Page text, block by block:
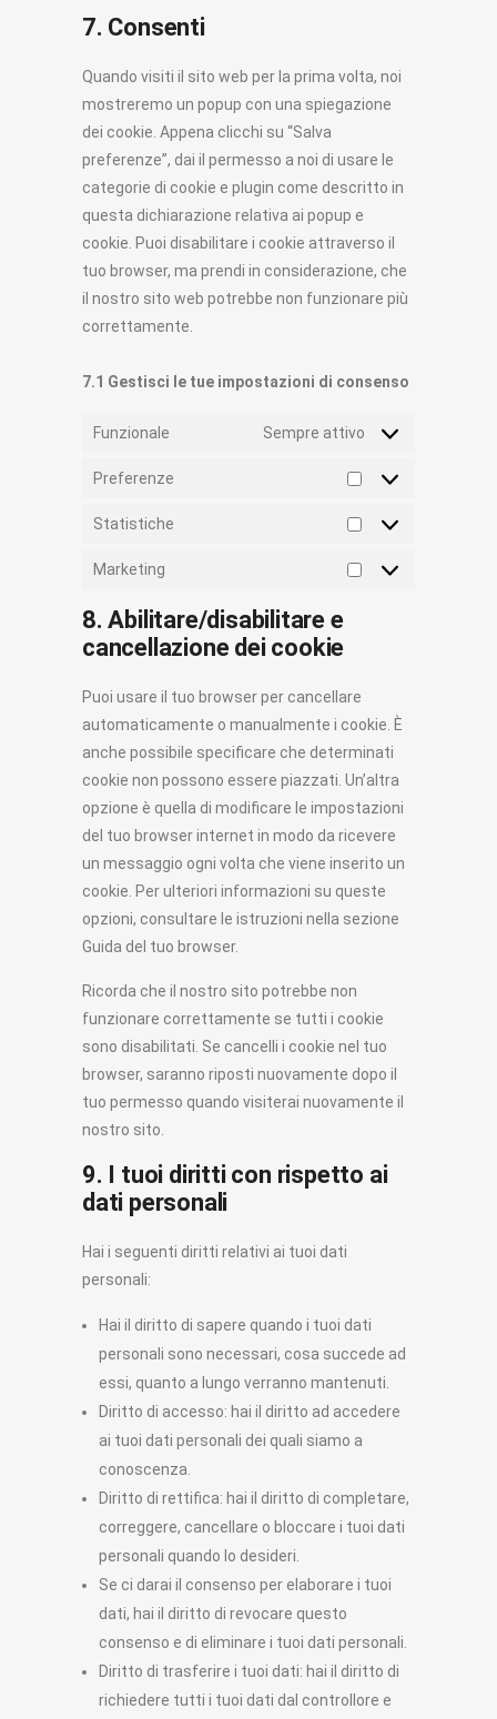
7. Consenti
Quando visiti il sito web per la prima volta, noi
mostreremo un popup con una spiegazione
dei cookie. Appena clicchi su “Salva
preferenze”, dai il permesso a noi di usare le
categorie di cookie e plugin come descritto in
questa dichiarazione relativa ai popup e
cookie. Puoi disabilitare i cookie attraverso il
tuo browser, ma prendi in considerazione, che
il nostro sito web potrebbe non funzionare più
correttamente.
7.1 Gestisci le tue impostazioni di consenso
Funzionale Sempre attivo
Preferenze
Statistiche
Marketing
8. Abilitare/disabilitare e
cancellazione dei cookie
Puoi usare il tuo browser per cancellare
automaticamente o manualmente i cookie. È
anche possibile specificare che determinati
cookie non possono essere piazzati. Un’altra
opzione è quella di modificare le impostazioni
del tuo browser internet in modo da ricevere
un messaggio ogni volta che viene inserito un
cookie. Per ulteriori informazioni su queste
opzioni, consultare le istruzioni nella sezione
Guida del tuo browser.
Ricorda che il nostro sito potrebbe non
funzionare correttamente se tutti i cookie
sono disabilitati. Se cancelli i cookie nel tuo
browser, saranno riposti nuovamente dopo il
tuo permesso quando visiterai nuovamente il
nostro sito.
9. I tuoi diritti con rispetto ai
dati personali
Hai i seguenti diritti relativi ai tuoi dati
personali:
Hai il diritto di sapere quando i tuoi dati
personali sono necessari, cosa succede ad
essi, quanto a lungo verranno mantenuti.
Diritto di accesso: hai il diritto ad accedere
ai tuoi dati personali dei quali siamo a
conoscenza.
Diritto di rettifica: hai il diritto di completare,
correggere, cancellare o bloccare i tuoi dati
personali quando lo desideri.
Se ci darai il consenso per elaborare i tuoi
dati, hai il diritto di revocare questo
consenso e di eliminare i tuoi dati personali.
Diritto di trasferire i tuoi dati: hai il diritto di
richiedere tutti i tuoi dati dal controllore e